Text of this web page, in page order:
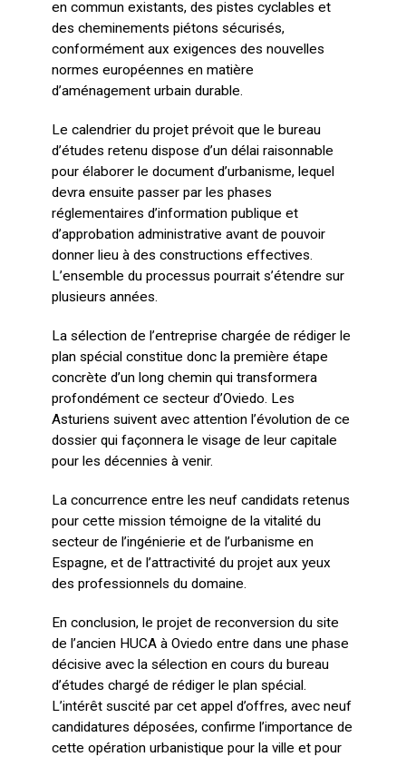
en commun existants, des pistes cyclables et
des cheminements piétons sécurisés,
conformément aux exigences des nouvelles
normes européennes en matière
d’aménagement urbain durable.
Le calendrier du projet prévoit que le bureau
d’études retenu dispose d’un délai raisonnable
pour élaborer le document d’urbanisme, lequel
devra ensuite passer par les phases
réglementaires d’information publique et
d’approbation administrative avant de pouvoir
donner lieu à des constructions effectives.
L’ensemble du processus pourrait s’étendre sur
plusieurs années.
La sélection de l’entreprise chargée de rédiger le
plan spécial constitue donc la première étape
concrète d’un long chemin qui transformera
profondément ce secteur d’Oviedo. Les
Asturiens suivent avec attention l’évolution de ce
dossier qui façonnera le visage de leur capitale
pour les décennies à venir.
La concurrence entre les neuf candidats retenus
pour cette mission témoigne de la vitalité du
secteur de l’ingénierie et de l’urbanisme en
Espagne, et de l’attractivité du projet aux yeux
des professionnels du domaine.
En conclusion, le projet de reconversion du site
de l’ancien HUCA à Oviedo entre dans une phase
décisive avec la sélection en cours du bureau
d’études chargé de rédiger le plan spécial.
L’intérêt suscité par cet appel d’offres, avec neuf
candidatures déposées, confirme l’importance de
cette opération urbanistique pour la ville et pour